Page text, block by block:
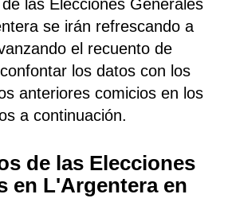
las Elecciones Generales
se irán refrescando a
el recuento de
los datos con los
anteriores comicios en los
a continuación.
de las Elecciones
en L'Argentera en